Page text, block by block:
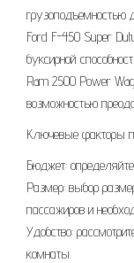
грузоподъемностью
Ford F-450 Super
буксирной
Ram 2500 Power
возможностью
Ключевые факторы
Бюджет:
Размер: выбор
пассажиров и
Удобство:
комнаты.